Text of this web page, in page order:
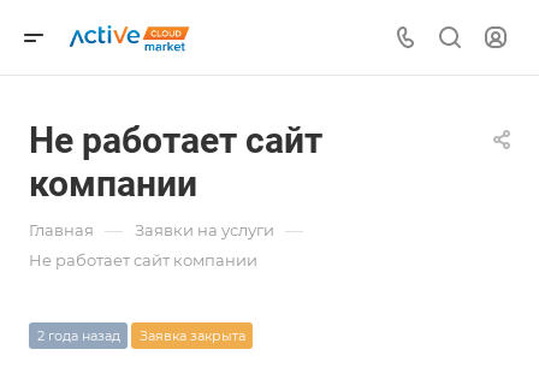
Не работает сайт
компании
Главная — Заявки на услуги —
Не работает сайт компании
2 года назад Заявка закрыта